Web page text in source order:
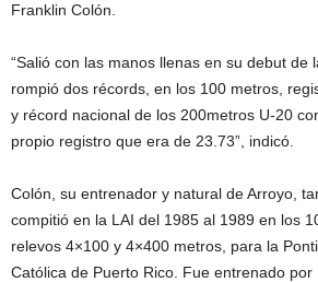
Franklin Colón.
“Salió con las manos llenas en su debut de
rompió dos récords, en los 100 metros,
y récord nacional de los 200metros U-20
propio registro que era de 23.73”, indicó.
Colón, su entrenador y natural de Arroyo,
compitió en la LAI del 1985 al 1989 en los
relevos 4×100 y 4×400 metros, para la
Católica de Puerto Rico. Fue entrenado por